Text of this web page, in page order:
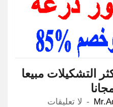
التشكيلات مبيعا
لا تعليقات